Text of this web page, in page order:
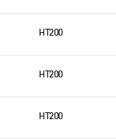
HT200
HT200
HT200